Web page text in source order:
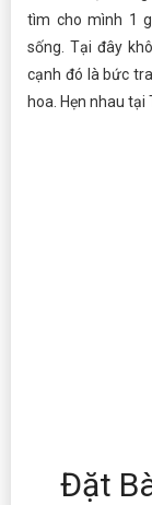
tìm cho mình 1
sống. Tại đây
cạnh đó là bức
hoa. Hẹn nhau tại
Đặt